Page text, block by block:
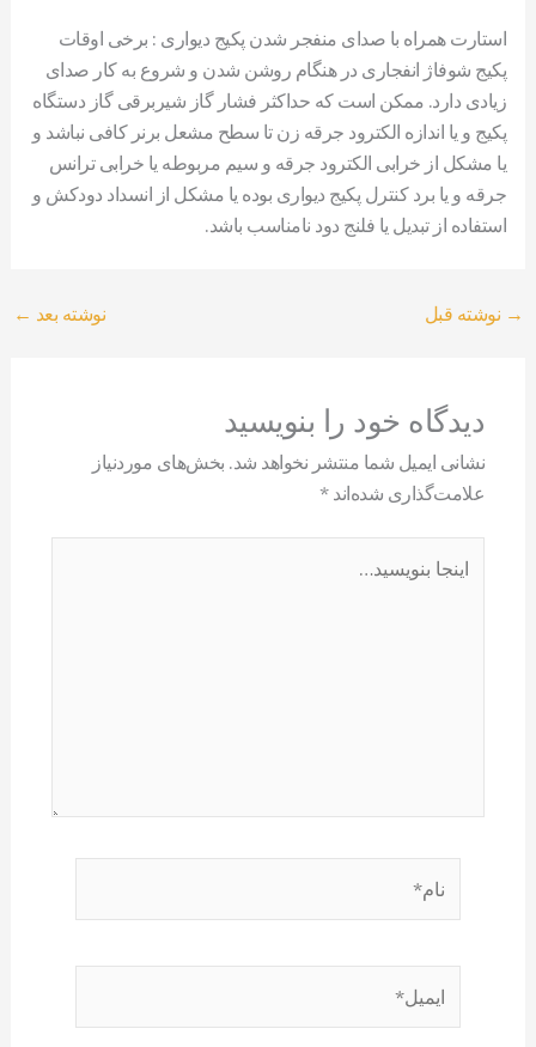
استارت همراه با صدای منفجر شدن پکیج دیواری : برخی اوقات
پکیج شوفاژ انفجاری در هنگام روشن شدن و شروع به کار صدای
زیادی دارد. ممکن است که حداکثر فشار گاز شیربرقی گاز دستگاه
پکیج و یا اندازه الکترود جرقه زن تا سطح مشعل برنر کافی نباشد و
یا مشکل از خرابی الکترود جرقه و سیم مربوطه یا خرابی ترانس
جرقه و یا برد کنترل پکیج دیواری بوده یا مشکل از انسداد دودکش و
استفاده از تبدیل یا فلنج دود نامناسب باشد.
→ نوشته قبل نوشته بعد ←
دیدگاه‌ خود را بنویسید
نشانی ایمیل شما منتشر نخواهد شد. بخش‌های موردنیاز
علامت‌گذاری شده‌اند*
بنویسید…